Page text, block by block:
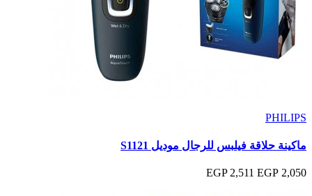
PHILIPS
ماكينة حلاقة فيلبس للرجال موديل S1121
2,050 EGP
2,511 EGP